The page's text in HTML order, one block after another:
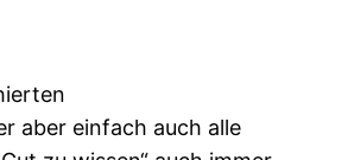
aber einfach auch alle